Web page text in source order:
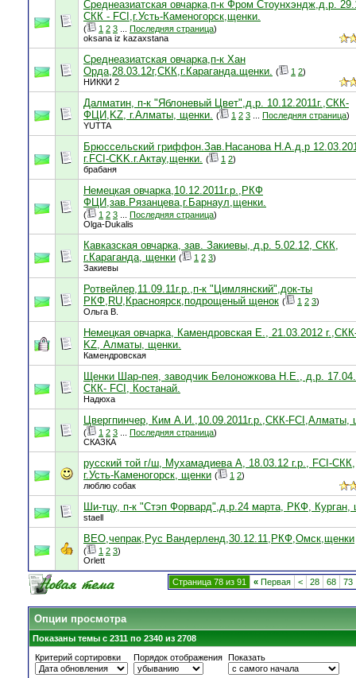
Среднеазиатская овчарка,п-к Фром Стоунхэндж,д.р.
СКК - FCI,г.Усть-Каменогорск,щенки.
( 1 2 3 Последняя страница)
oksana iz kazaxstana
Среднеазиатская овчарка,п-к Хан
Орда,28.03.12г,СКК,г.Караганда.щенки. ( 1 2)
НИККИ 2
Далматин, п-к "Яблоневый Цвет",д.р. 10.12.2011г.,СКК-
ФЦИ,KZ, г.Алматы, щенки. ( 1 2 3 Последняя страница)
YUTTA
Брюссельский гриффон.Зав.Насанова Н.А.д.р
г.FCI-CKK.г.Актау,щенки. ( 1 2)
брабаня
Немецкая овчарка,10.12.2011г.р.,РКФ
ФЦИ,зав.Рязанцева,г.Барнаул,щенки.
( 1 2 3 Последняя страница)
Olga-Dukalis
Кавказская овчарка, зав. Закиевы, д.р. 5.02.12, СКК,
г.Караганда, щенки ( 1 2 3)
Закиевы
Ротвейлер,11.09.11г.р.,п-к "Цимлянский",док-ты
РКФ,RU,Красноярск,подрощеный щенок ( 1 2 3)
Ольга В.
Немецкая овчарка, Камендровская Е., 21.03.2012
KZ, Алматы, щенки.
Камендровская
Щенки Шар-пея, заводчик Белоножкова Н.Е., д.р.
СКК- FCI, Костанай.
Надюха
Цвергпинчер, Ким А.И.,10.09.2011г.р.,СКК-FCI,Алматы,
( 1 2 3 Последняя страница)
СКАЗКА
русский той г/ш, Мухамадиева А, 18.03.12 г.р., FCI-СКК,
г.Усть-Каменогорск, щенки ( 1 2)
люблю собак
Ши-тцу, п-к "Стэп Форвард",д.р.24 марта, РКФ, Курган,
staell
ВЕО,чепрак,Рус Вандерленд,30.12.11,РКФ,Омск,щенки
( 1 2 3)
Orlett
Страница 78 из 91 « Первая < 28 68 73
Опции просмотра
Показаны темы с 2311 по 2340 из 2708
Критерий сортировки
Порядок отображения Показать